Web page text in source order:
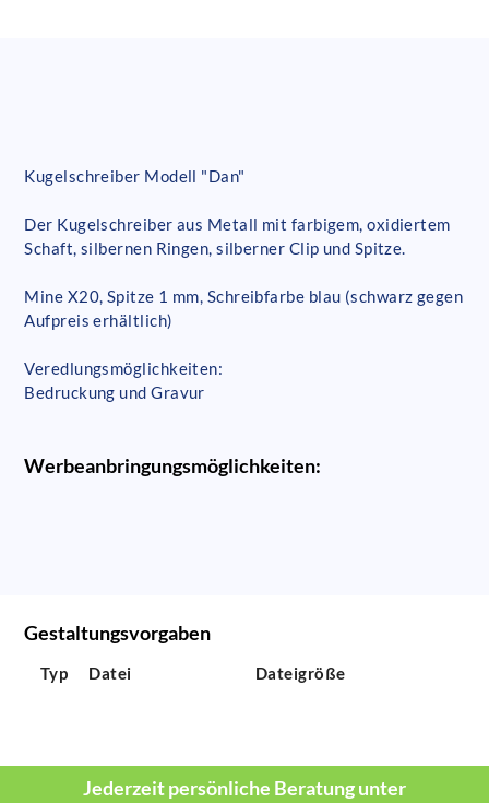
Kugelschreiber Modell "Dan"
Der Kugelschreiber aus Metall mit farbigem, oxidiertem
Schaft, silbernen Ringen, silberner Clip und Spitze.
Mine X20, Spitze 1 mm, Schreibfarbe blau (schwarz gegen
Aufpreis erhältlich)
Veredlungsmöglichkeiten:
Bedruckung und Gravur
Werbeanbringungsmöglichkeiten:
Gestaltungsvorgaben
Typ Datei Dateigröße
Jederzeit persönliche Beratung unter